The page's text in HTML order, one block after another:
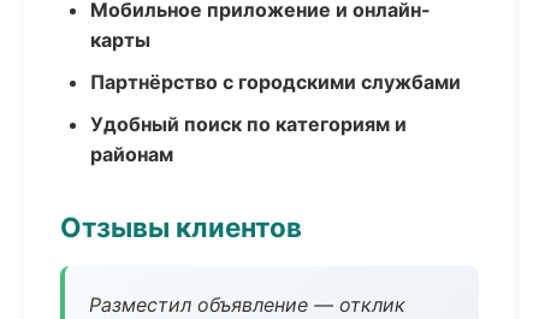
Мобильное приложение и онлайн-
карты
Партнёрство с городскими службами
Удобный поиск по категориям и
районам
Отзывы клиентов
Разместил объявление — отклик